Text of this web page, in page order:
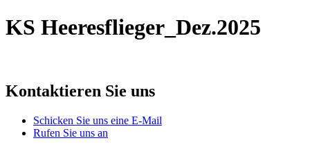
KS Heeresflieger_Dez.2025
Kontaktieren Sie uns
Schicken Sie uns eine E-Mail
Rufen Sie uns an